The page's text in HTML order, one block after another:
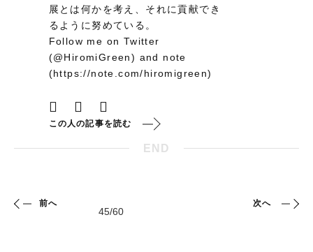
展とは何かを考え、それに貢献でき
るように努めている。
Follow me on Twitter
(@HiromiGreen) and note
(https://note.com/hiromigreen)
この人の記事を読む
END
前へ 次へ